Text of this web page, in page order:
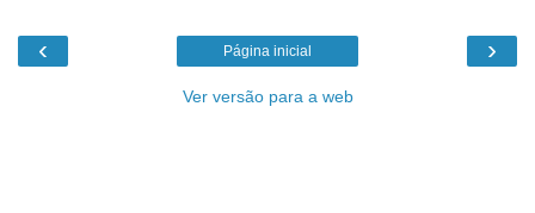
‹ ›
Página inicial
Ver versão para a web